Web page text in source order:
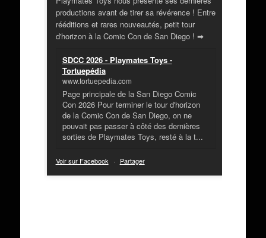
productions avant de tirer sa révérence ! Entre
rééditions et rares nouveautés, petit tour
d'horizon à la Comic Con de San Diego ! ➡
SDCC 2026 - Playmates Toys -
Tortuepédia
www.tortuepedia.com
Page principale de la San Diego Comic
Con 2026 Pour terminer le tour d'horizon
de la Comic Con de San Diego, on ne
pouvait pas passer à côté des dernières
sorties de Playmates Toys, resté à la t...
Voir sur Facebook · Partager